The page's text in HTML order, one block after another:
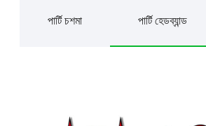
পার্টি চশমা পার্টি হেডব্যান্ড